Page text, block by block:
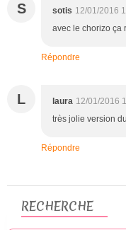
S sotis 12/01/2016
avec le chorizo ça
Répondre
L laura 12/01/2016
très jolie version
Répondre
RECHERCHE